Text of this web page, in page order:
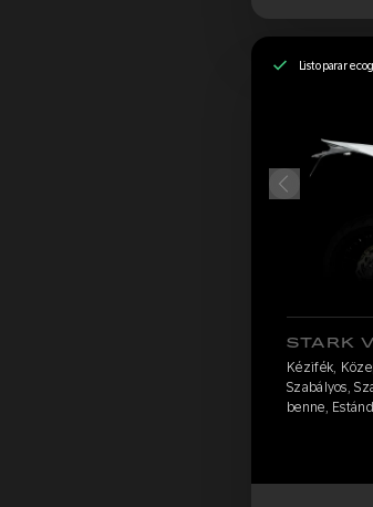
Listo para
STARK
Kézifék,
Szabályos,
benne,